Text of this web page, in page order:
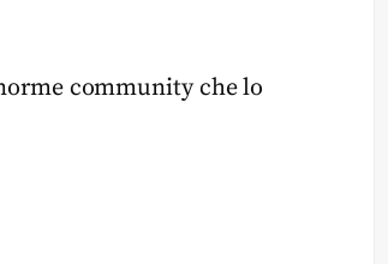
community che lo